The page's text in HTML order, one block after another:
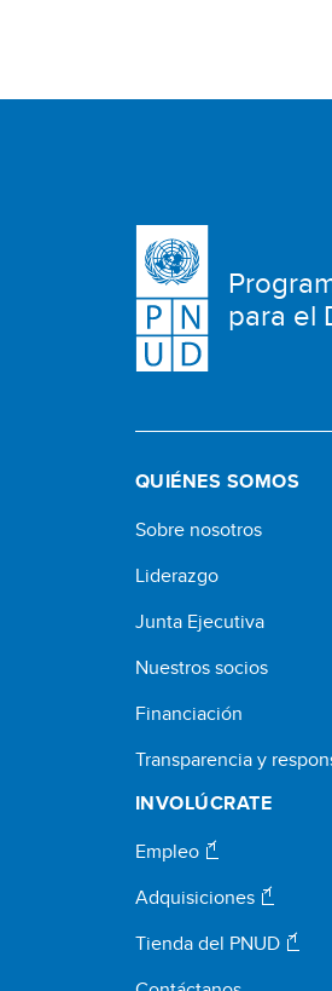
para el
QUIÉNES SOMOS
Sobre nosotros
Liderazgo
Junta Ejecutiva
Nuestros socios
Financiación
Transparencia y
INVOLÚCRATE
Empleo
Adquisiciones
Tienda del PNUD